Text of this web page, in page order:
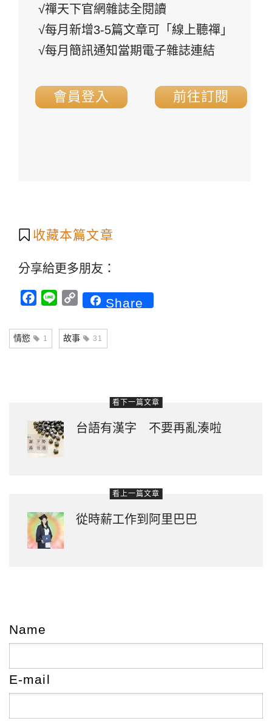
√禪天下官網雜誌全閱讀
√每月新增3-5篇文章可「線上聽禪」
√每月簡訊通知當期電子雜誌連結
會員登入 前往訂閱
收藏本篇文章
分享給更多朋友：
Facebook
Line CopyShare
情慾 1 故事 31
看下一篇文章
台語有漢字 不要再亂湊啦
看上一篇文章
從時薪工作到阿里巴巴
Name
E-mail